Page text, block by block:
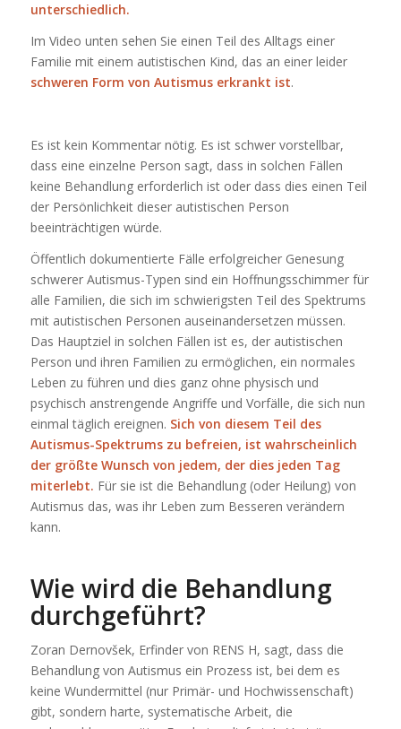
unterschiedlich.
Im Video unten sehen Sie einen Teil des Alltags einer
Familie mit einem autistischen Kind, das an einer leider
schweren Form von Autismus erkrankt ist.
Es ist kein Kommentar nötig. Es ist schwer vorstellbar,
dass eine einzelne Person sagt, dass in solchen Fällen
keine Behandlung erforderlich ist oder dass dies einen Teil
der Persönlichkeit dieser autistischen Person
beeinträchtigen würde.
Öffentlich dokumentierte Fälle erfolgreicher Genesung
schwerer Autismus-Typen sind ein Hoffnungsschimmer für
alle Familien, die sich im schwierigsten Teil des Spektrums
mit autistischen Personen auseinandersetzen müssen.
Das Hauptziel in solchen Fällen ist es, der autistischen
Person und ihren Familien zu ermöglichen, ein normales
Leben zu führen und dies ganz ohne physisch und
psychisch anstrengende Angriffe und Vorfälle, die sich nun
einmal täglich ereignen. Sich von diesem Teil des
Autismus-Spektrums zu befreien, ist wahrscheinlich
der größte Wunsch von jedem, der dies jeden Tag
miterlebt. Für sie ist die Behandlung (oder Heilung) von
Autismus das, was ihr Leben zum Besseren verändern
kann.
Wie wird die Behandlung
durchgeführt?
Zoran Dernovšek, Erfinder von RENS H, sagt, dass die
Behandlung von Autismus ein Prozess ist, bei dem es
keine Wundermittel (nur Primär- und Hochwissenschaft)
gibt, sondern harte, systematische Arbeit, die